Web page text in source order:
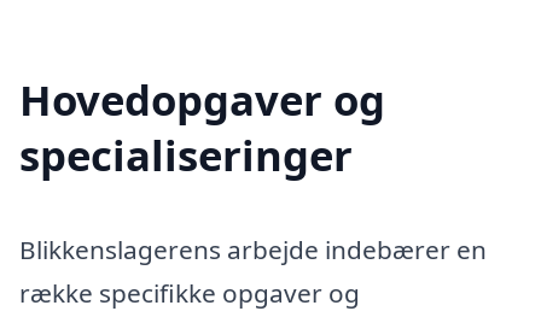
Hovedopgaver og
specialiseringer
Blikkenslagerens arbejde indebærer en
række specifikke opgaver og